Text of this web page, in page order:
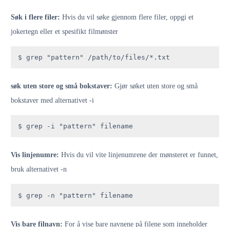
Søk i flere filer: Hvis du vil søke gjennom flere filer, oppgi et
jokertegn eller et spesifikt filmønster
$ grep "pattern" /path/to/files/*.txt
søk uten store og små bokstaver: Gjør søket uten store og små
bokstaver med alternativet -i
$ grep -i "pattern" filename
Vis linjenumre: Hvis du vil vite linjenumrene der mønsteret er funnet,
bruk alternativet -n
$ grep -n "pattern" filename
Vis bare filnavn: For å vise bare navnene på filene som inneholder